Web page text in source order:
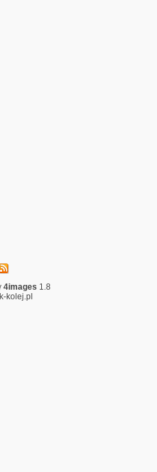
4images 1.8
kolej.pl